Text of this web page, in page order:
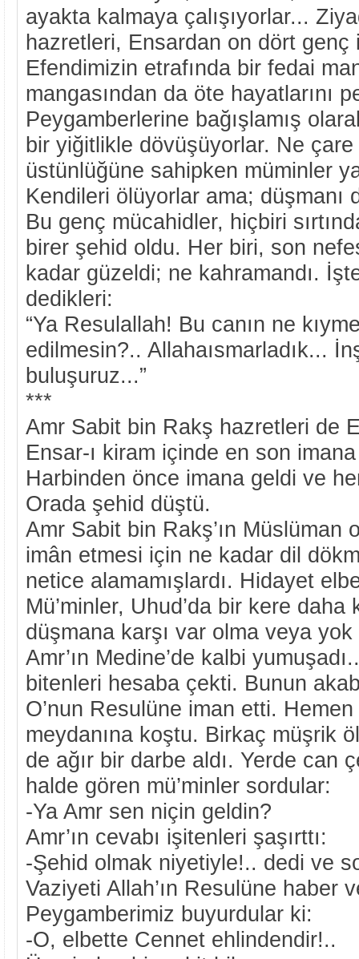
ayakta kalmaya çalışıyorlar...
hazretleri, Ensardan on dört genç
Efendimizin etrafında bir fedai
mangasından da öte hayatlarını
Peygamberlerine bağışlamış
bir yiğitlikle dövüşüyorlar. Ne
üstünlüğüne sahipken müminler
Kendileri ölüyorlar ama; düşmanı
Bu genç mücahidler, hiçbiri
birer şehid oldu. Her biri, son
kadar güzeldi; ne kahramandı.
dedikleri:
“Ya Resulallah! Bu canın ne
edilmesin?.. Allahaısmarladık...
buluşuruz...”
***
Amr Sabit bin Rakş hazretleri de
Ensar-ı kiram içinde en son
Harbinden önce imana geldi ve
Orada şehid düştü.
Amr Sabit bin Rakş’ın Müslüman
imân etmesi için ne kadar dil
netice alamamışlardı. Hidayet
Mü’minler, Uhud’da bir kere
düşmana karşı var olma veya
Amr’ın Medine’de kalbi
bitenleri hesaba çekti. Bunun
O’nun Resulüne iman etti. Hemen
meydanına koştu. Birkaç müşrik
de ağır bir darbe aldı. Yerde can
halde gören mü’minler sordular:
-Ya Amr sen niçin geldin?
Amr’ın cevabı işitenleri şaşırttı:
-Şehid olmak niyetiyle!.. dedi ve
Vaziyeti Allah’ın Resulüne haber
Peygamberimiz buyurdular ki:
-O, elbette Cennet ehlindendir!..